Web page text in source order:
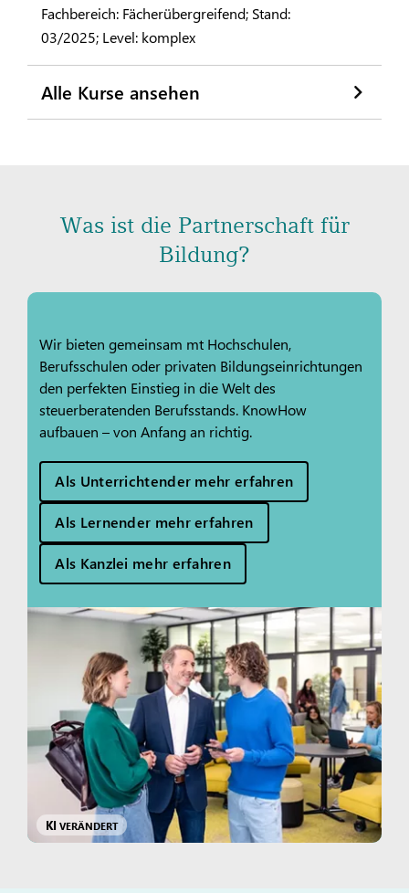
Fachbereich: Fächerübergreifend; Stand:
03/2025; Level: komplex
Alle Kurse ansehen
Was ist die Partnerschaft für
Bildung?
Wir bieten gemeinsam mt Hochschulen,
Berufsschulen oder privaten Bildungseinrichtungen
den perfekten Einstieg in die Welt des
steuerberatenden Berufsstands. KnowHow
aufbauen – von Anfang an richtig.
Als Unterrichtender mehr erfahren
Als Lernender mehr erfahren
Als Kanzlei mehr erfahren
KI VERÄNDERT